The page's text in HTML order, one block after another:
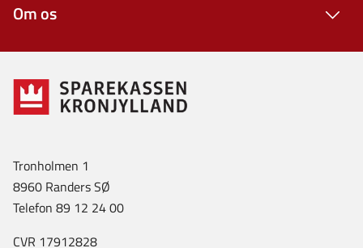
Om os
Tronholmen 1
8960 Randers SØ
Telefon 89 12 24 00
CVR 17912828